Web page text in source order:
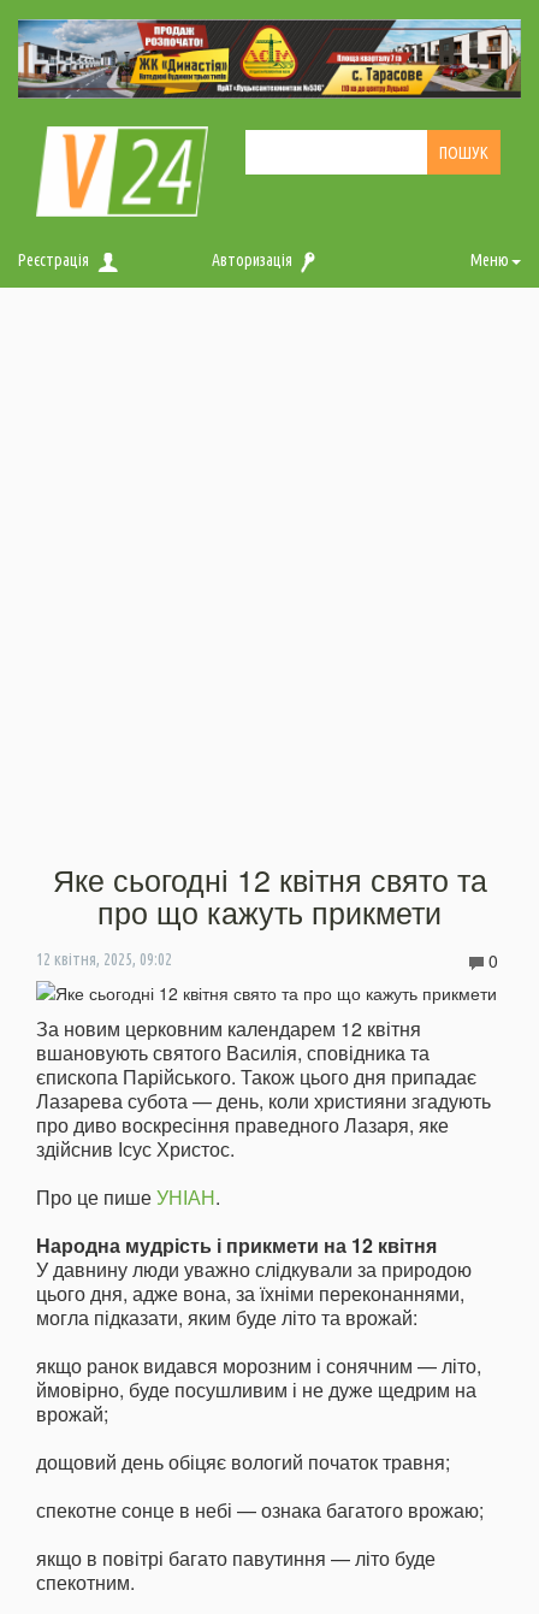
Реєстрація Авторизація Меню
Яке сьогодні 12 квітня свято та
про що кажуть прикмети
12 квітня, 2025, 09:02 0
За новим церковним календарем 12 квітня
вшановують святого Василія, сповідника та
єпископа Парійського. Також цього дня припадає
Лазарева субота — день, коли християни згадують
про диво воскресіння праведного Лазаря, яке
здійснив Ісус Христос.
Про це пишеУНІАН.
Народна мудрість і прикмети на 12 квітня
У давнину люди уважно слідкували за природою
цього дня, адже вона, за їхніми переконаннями,
могла підказати, яким буде літо та врожай:
якщо ранок видався морозним і сонячним — літо,
ймовірно, буде посушливим і не дуже щедрим на
врожай;
дощовий день обіцяє вологий початок травня;
спекотне сонце в небі — ознака багатого врожаю;
якщо в повітрі багато павутиння — літо буде
спекотним.